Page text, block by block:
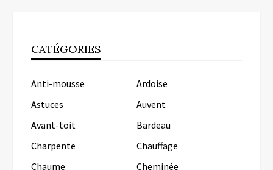
CATÉGORIES
Anti-mousse
Ardoise
Astuces
Auvent
Avant-toit
Bardeau
Charpente
Chauffage
Chaume
Cheminée